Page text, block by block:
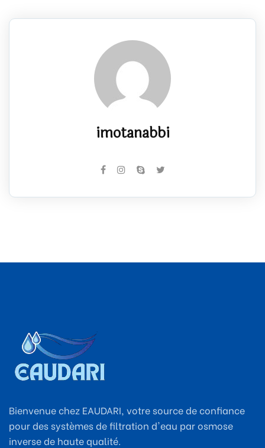
imotanabbi
Bienvenue chez EAUDARI, votre source de confiance
pour des systèmes de filtration d'eau par osmose
inverse de haute qualité.